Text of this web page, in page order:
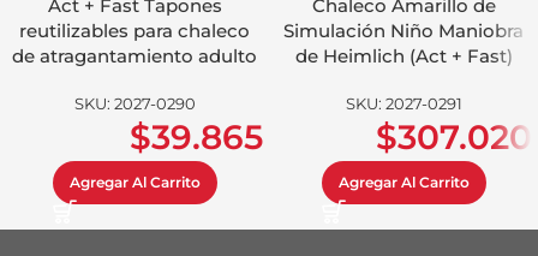
Act + Fast Tapones
reutilizables para chaleco
de atragantamiento adulto
SKU: 2027-0290
$39.865
Agregar Al Carrito
Chaleco Amarillo de
Simulación Niño Maniobra
de Heimlich (Act + Fast)
SKU: 2027-0291
$307.020
Agregar Al Carrito